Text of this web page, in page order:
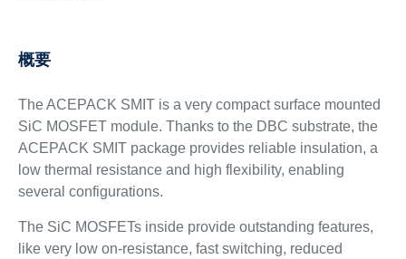
概要
The ACEPACK SMIT is a very compact surface mounted
SiC MOSFET module. Thanks to the DBC substrate, the
ACEPACK SMIT package provides reliable insulation, a
low thermal resistance and high flexibility, enabling
several configurations.
The SiC MOSFETs inside provide outstanding features,
like very low on-resistance, fast switching, reduced